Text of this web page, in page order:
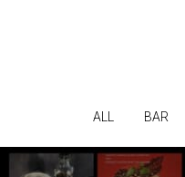
ALL BAR